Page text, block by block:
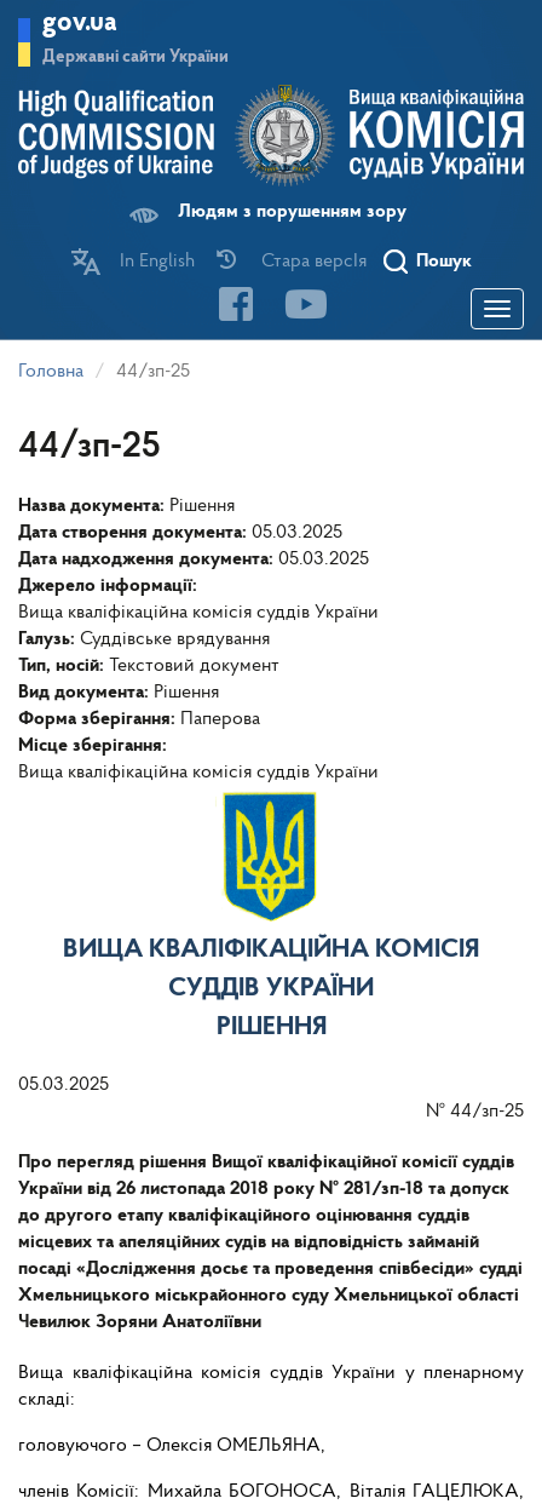
основного
матеріалу
gov.ua
Державні сайти України
Людям з порушенням зору
In English Стара версІя Пошук
Toggle
Головна 44/зп-25
44/зп-25
Назва документа: Рішення
Дата створення документа: 05.03.2025
Дата надходження документа: 05.03.2025
Джерело інформації:
Вища кваліфікаційна комісія суддів України
Галузь: Суддівське врядування
Тип, носій:
Текстовий документ
Вид документа: Рішення
Форма зберігання:
Паперова
Місце зберігання:
Вища кваліфікаційна комісія суддів України
ВИЩА КВАЛІФІКАЦІЙНА КОМІСІЯ
СУДДІВ УКРАЇНИ
РІШЕННЯ
05.03.2025
№ 44/зп-25
Про перегляд рішення Вищої кваліфікаційної комісії суддів
України від 26 листопада 2018 року № 281/зп-18 та допуск
до другого етапу кваліфікаційного оцінювання суддів
місцевих та апеляційних судів на відповідність займаній
посаді «Дослідження досьє та проведення співбесіди» судді
Хмельницького міськрайонного суду Хмельницької області
Чевилюк Зоряни Анатоліївни
Вища кваліфікаційна комісія суддів України у пленарному
складі:
головуючого – Олексія ОМЕЛЬЯНА,
членів Комісії: Михайла БОГОНОСА, Віталія ГАЦЕЛЮКА,